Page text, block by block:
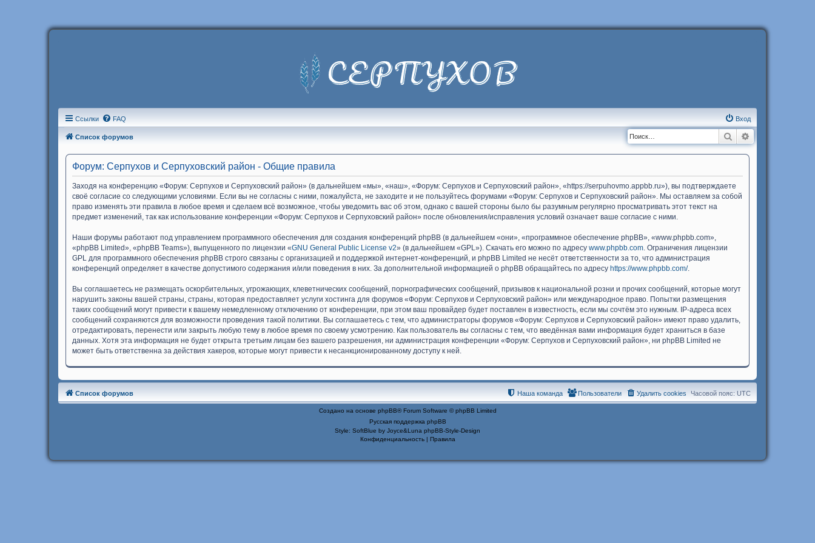
Ссылки FAQ Вход
Список форумов Поиск
Форум: Серпухов и Серпуховский район - Общие правила
Заходя на конференцию «Форум: Серпухов и Серпуховский район» (в дальнейшем «мы», «наш», «Форум: Серпухов и Серпуховский район», «https://serpuhovmo.appbb.ru»), вы подтверждаете
своё согласие со следующими условиями. Если вы не согласны с ними, пожалуйста, не заходите и не пользуйтесь форумами «Форум: Серпухов и Серпуховский район». Мы оставляем за собой
право изменять эти правила в любое время и сделаем всё возможное, чтобы уведомить вас об этом, однако с вашей стороны было бы разумным регулярно просматривать этот текст на
предмет изменений, так как использование конференции «Форум: Серпухов и Серпуховский район» после обновления/исправления условий означает ваше согласие с ними.
Наши форумы работают под управлением программного обеспечения для создания конференций phpBB (в дальнейшем «они», «программное обеспечение phpBB», «www.phpbb.com»,
«phpBB Limited», «phpBB Teams»), выпущенного по лицензии «GNU General Public License v2» (в дальнейшем «GPL»). Скачать его можно по адресу www.phpbb.com. Ограничения лицензии
GPL для программного обеспечения phpBB строго связаны с организацией и поддержкой интернет-конференций, и phpBB Limited не несёт ответственности за то, что администрация
конференций определяет в качестве допустимого содержания и/или поведения в них. За дополнительной информацией о phpBB обращайтесь по адресу https://www.phpbb.com/.
Вы соглашаетесь не размещать оскорбительных, угрожающих, клеветнических сообщений, порнографических сообщений, призывов к национальной розни и прочих сообщений, которые могут
нарушить законы вашей страны, страны, которая предоставляет услуги хостинга для форумов «Форум: Серпухов и Серпуховский район» или международное право. Попытки размещения
таких сообщений могут привести к вашему немедленному отключению от конференции, при этом ваш провайдер будет поставлен в известность, если мы сочтём это нужным. IP-адреса всех
сообщений сохраняются для возможности проведения такой политики. Вы соглашаетесь с тем, что администраторы форумов «Форум: Серпухов и Серпуховский район» имеют право удалить,
отредактировать, перенести или закрыть любую тему в любое время по своему усмотрению. Как пользователь вы согласны с тем, что введённая вами информация будет храниться в базе
данных. Хотя эта информация не будет открыта третьим лицам без вашего разрешения, ни администрация конференции «Форум: Серпухов и Серпуховский район», ни phpBB Limited не
может быть ответственна за действия хакеров, которые могут привести к несанкционированному доступу к ней.
Список форумов Часовой пояс: UTC
Удалить cookies
Пользователи
Наша команда
Создано на основе phpBB® Forum Software © phpBB Limited
Русская поддержка phpBB
Style: SoftBlue by Joyce&Luna phpBB-Style-Design
Конфиденциальность| Правила